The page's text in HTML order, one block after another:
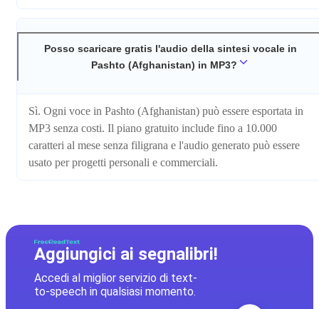
Posso scaricare gratis l'audio della sintesi vocale in
Pashto (Afghanistan) in MP3?
Sì. Ogni voce in Pashto (Afghanistan) può essere esportata in
MP3 senza costi. Il piano gratuito include fino a 10.000
caratteri al mese senza filigrana e l'audio generato può essere
usato per progetti personali e commerciali.
Aggiungici ai segnalibri!
Accedi al miglior servizio di text-
to-speech in qualsiasi momento.